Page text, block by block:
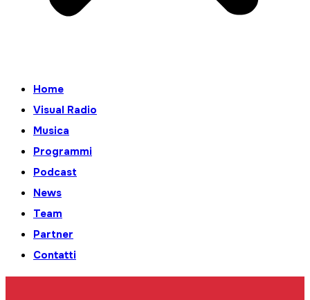
Home
Visual Radio
Musica
Programmi
Podcast
News
Team
Partner
Contatti